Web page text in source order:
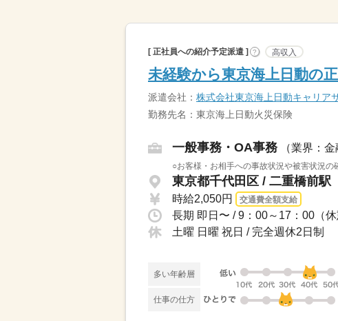
[ 正社員への紹介予定派遣 ] ? 高収入
未経験から東京海上日動の
派遣会社： 株式会社東京海上日動キャリア
勤務先名：東京海上日動火災保険
一般事務・OA事務 （業界：金
○お客様・お相手への事故状況や被害状況
東京都千代田区 / 二重橋前駅
時給2,050円 交通費全額支給
長期 即日〜 / 9：00～17：00（
土曜 日曜 祝日 / 完全週休2日制
多い年齢層
仕事の仕方